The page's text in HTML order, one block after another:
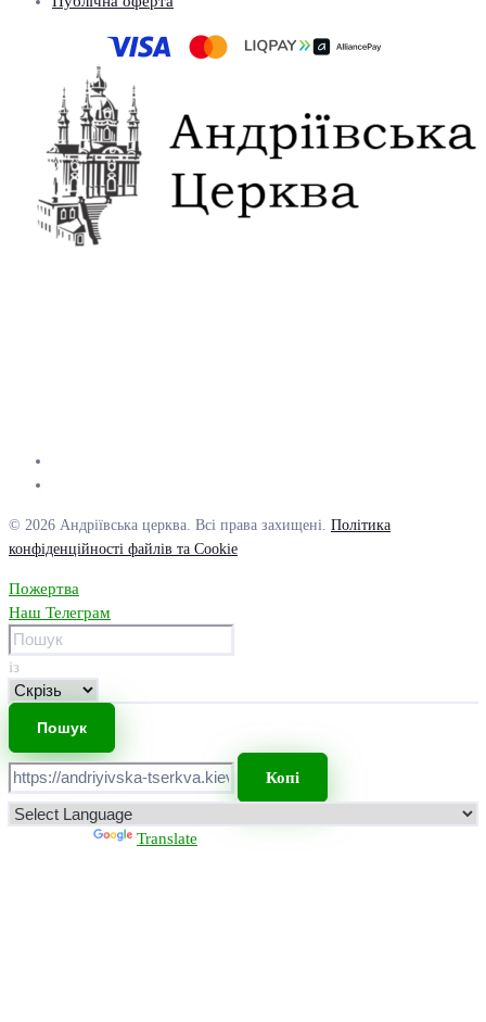
© 2026 Андріївська церква. Всі права захищені. Політика
конфіденційності файлів та Cookie
Пожертва
Наш Телеграм
із
Копі
Translate